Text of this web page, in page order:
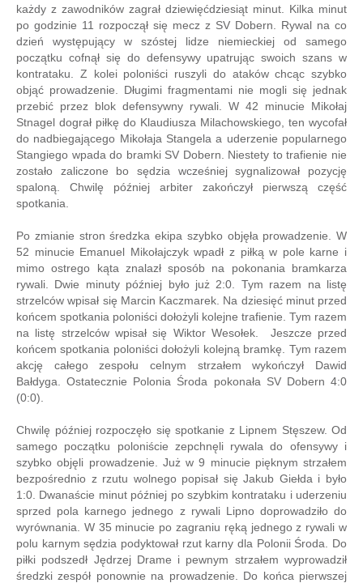
każdy z zawodników zagrał dziewięćdziesiąt minut. Kilka minut
po godzinie 11 rozpoczął się mecz z SV Dobern. Rywal na co
dzień występujący w szóstej lidze niemieckiej od samego
początku cofnął się do defensywy upatrując swoich szans w
kontrataku. Z kolei poloniści ruszyli do ataków chcąc szybko
objąć prowadzenie. Długimi fragmentami nie mogli się jednak
przebić przez blok defensywny rywali. W 42 minucie Mikołaj
Stnagel dograł piłkę do Klaudiusza Milachowskiego, ten wycofał
do nadbiegającego Mikołaja Stangela a uderzenie popularnego
Stangiego wpada do bramki SV Dobern. Niestety to trafienie nie
zostało zaliczone bo sędzia wcześniej sygnalizował pozycję
spaloną. Chwilę później arbiter zakończył pierwszą część
spotkania.
Po zmianie stron średzka ekipa szybko objęła prowadzenie. W
52 minucie Emanuel Mikołajczyk wpadł z piłką w pole karne i
mimo ostrego kąta znalazł sposób na pokonania bramkarza
rywali. Dwie minuty później było już 2:0. Tym razem na listę
strzelców wpisał się Marcin Kaczmarek. Na dziesięć minut przed
końcem spotkania poloniści dołożyli kolejne trafienie. Tym razem
na listę strzelców wpisał się Wiktor Wesołek. Jeszcze przed
końcem spotkania poloniści dołożyli kolejną bramkę. Tym razem
akcję całego zespołu celnym strzałem wykończył Dawid
Bałdyga. Ostatecznie Polonia Środa pokonała SV Dobern 4:0
(0:0).
Chwilę później rozpoczęło się spotkanie z Lipnem Stęszew. Od
samego początku poloniście zepchnęli rywala do ofensywy i
szybko objęli prowadzenie. Już w 9 minucie pięknym strzałem
bezpośrednio z rzutu wolnego popisał się Jakub Giełda i było
1:0. Dwanaście minut później po szybkim kontrataku i uderzeniu
sprzed pola karnego jednego z rywali Lipno doprowadziło do
wyrównania. W 35 minucie po zagraniu ręką jednego z rywali w
polu karnym sędzia podyktował rzut karny dla Polonii Środa. Do
piłki podszedł Jędrzej Drame i pewnym strzałem wyprowadził
średzki zespół ponownie na prowadzenie. Do końca pierwszej